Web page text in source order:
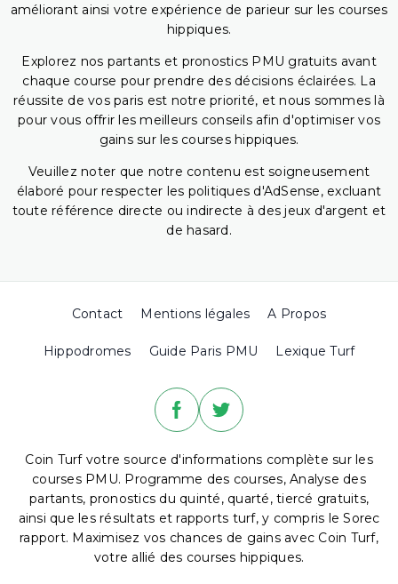
améliorant ainsi votre expérience de parieur sur les courses
hippiques.
Explorez nos partants et pronostics PMU gratuits avant
chaque course pour prendre des décisions éclairées. La
réussite de vos paris est notre priorité, et nous sommes là
pour vous offrir les meilleurs conseils afin d'optimiser vos
gains sur les courses hippiques.
Veuillez noter que notre contenu est soigneusement
élaboré pour respecter les politiques d'AdSense, excluant
toute référence directe ou indirecte à des jeux d'argent et
de hasard.
Contact Mentions légales A Propos
Hippodromes Guide Paris PMU Lexique Turf
Coin Turf votre source d'informations complète sur les
courses PMU. Programme des courses, Analyse des
partants, pronostics du quinté, quarté, tiercé gratuits,
ainsi que les résultats et rapports turf, y compris le Sorec
rapport. Maximisez vos chances de gains avec Coin Turf,
votre allié des courses hippiques.